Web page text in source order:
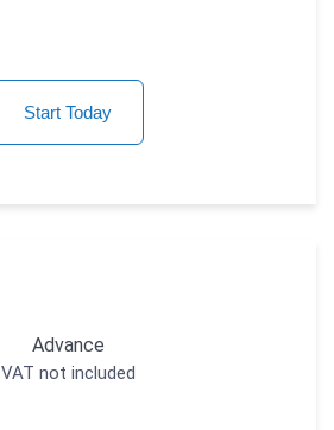
Start Today
Advance
VAT not included